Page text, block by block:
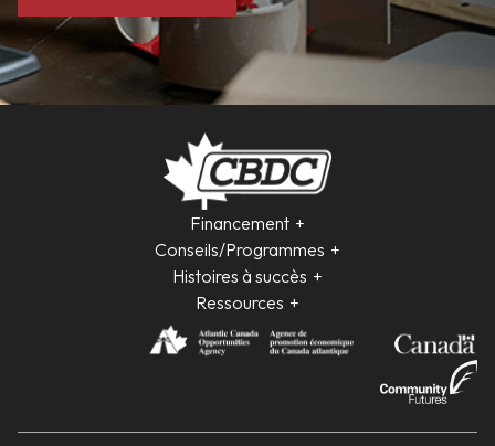
Financement
Conseils/Programmes
Histoires à succès
Ressources